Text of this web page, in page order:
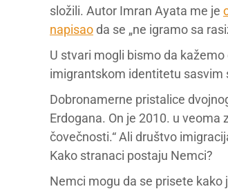
složili. Autor Imran Ayata me je
napisao da se „ne igramo sa
U stvari mogli bismo da
imigrantskom identitetu sasvim
Dobronamerne pristalice
Erdogana. On je 2010. u
čovečnosti.“ Ali društvo
Kako stranaci postaju Nemci?
Nemci mogu da se prisete kako